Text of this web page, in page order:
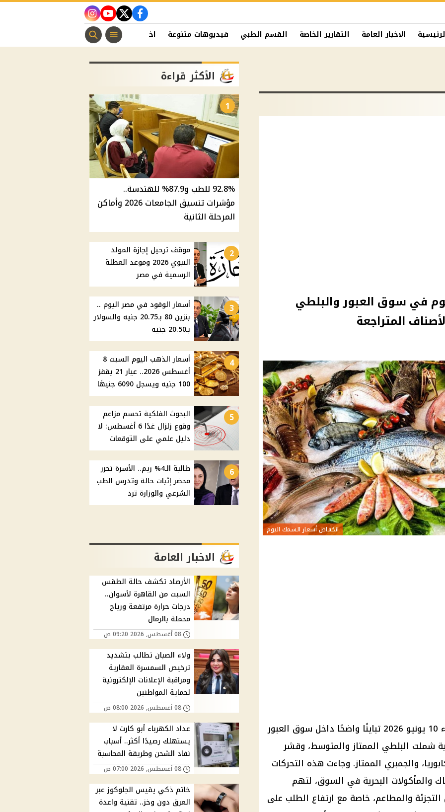
facebook
twitter
youtube
instagram
الاخبار العامة التقارير الخاصة القسم الطبي فيديوهات متنوعة اخبار الفن منوعات مسيحية
في سوق العبور والبلطي
المتراجعة
انخفاض أسعار السمك اليوم
شهدت أسعار السمك اليوم الأربعاء 10 يونيو 2026 تباينًا واضحًا داخل سوق العبور
6 أصناف رئيسية شملت البلطي الممتاز والمتوسط، وقشر
والجمبري الممتاز. وجاءت هذه التحركات
والمأكولات البحرية في السوق، لتهم
والمطاعم، خاصة مع ارتفاع الطلب على
الأكثر قراءة
1
92.8% للطب و87.9% للهندسة..
مؤشرات تنسيق الجامعات 2026 وأماكن
المرحلة الثانية
2
موقف ترحيل إجازة المولد
النبوي 2026 وموعد العطلة
الرسمية في مصر
3
أسعار الوقود في مصر اليوم ..
بنزين 80 بـ20.75 جنيه والسولار
بـ20.50 جنيه
4
أسعار الذهب اليوم السبت 8
أغسطس 2026.. عيار 21 يقفز
100 جنيه ويسجل 6090 جنيهًا
5
البحوث الفلكية تحسم مزاعم
وقوع زلزال غدًا 6 أغسطس: لا
دليل علمي على التوقعات
6
طالبة الـ4% ريم.. الأسرة تحرر
محضر إثبات حالة وتدرس الطب
الشرعي والوزارة ترد
الاخبار العامة
الأرصاد تكشف حالة الطقس
السبت من القاهرة لأسوان..
درجات حرارة مرتفعة ورياح
محملة بالرمال
08 أغسطس, 2026 09:20 ص
ولاء الصبان تطالب بتشديد
ترخيص السمسرة العقارية
ومراقبة الإعلانات الإلكترونية
لحماية المواطنين
08 أغسطس, 2026 08:00 ص
عداد الكهرباء أبو كارت لا
يستهلك رصيدًا أكثر.. أسباب
نفاد الشحن وطريقة المحاسبة
08 أغسطس, 2026 07:00 ص
خاتم ذكي يقيس الجلوكوز عبر
العرق دون وخز.. تقنية واعدة